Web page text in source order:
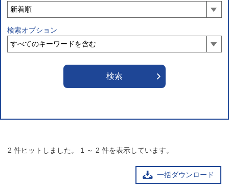
検索オプション
2 件ヒットしました。 1 ～ 2 件を表示しています。
一括ダウンロード